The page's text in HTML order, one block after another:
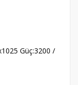
Güç:3200 /